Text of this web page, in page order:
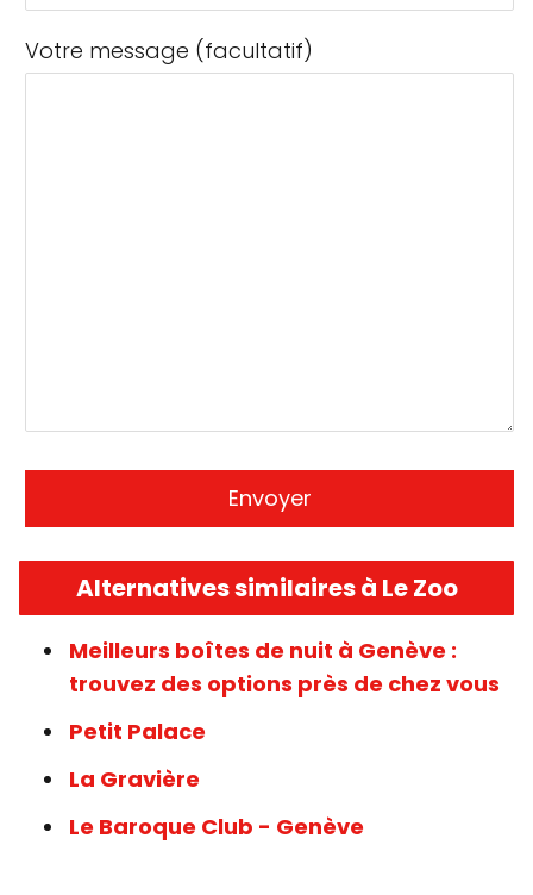
Votre message (facultatif)
Alternatives similaires à Le Zoo
Meilleurs boîtes de nuit à Genève :
trouvez des options près de chez vous
Petit Palace
La Gravière
Le Baroque Club - Genève